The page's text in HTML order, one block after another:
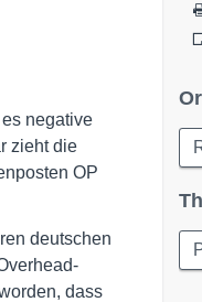
negative
zieht die
OP
deutschen
dass